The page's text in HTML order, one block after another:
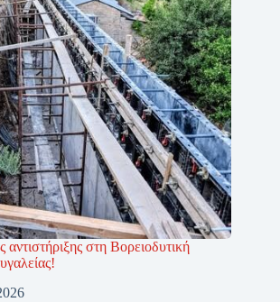
αντιστήριξης στη Βορειοδυτική